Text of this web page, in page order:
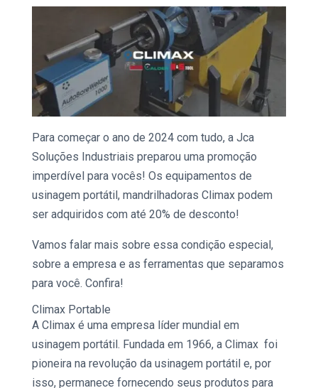
Para começar o ano de 2024 com tudo, a Jca
Soluções Industriais preparou uma promoção
imperdível para vocês! Os equipamentos de
usinagem portátil, mandrilhadoras Climax podem
ser adquiridos com até 20% de desconto!
Vamos falar mais sobre essa condição especial,
sobre a empresa e as ferramentas que separamos
para você. Confira!
Climax Portable
A Climax é uma empresa líder mundial em
usinagem portátil. Fundada em 1966, aClimax foi
pioneira na revolução da usinagem portátil e, por
isso, permanece fornecendo seus produtos para